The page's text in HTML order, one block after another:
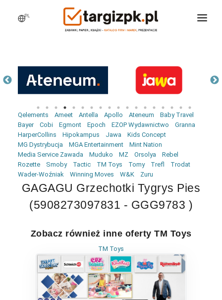
PL
PRODUKTY
AKTUALNOŚCI
LOGOWANIE
REJESTRACJA
Qelements Ameet Antella Apollo Ateneum
Baby Travel
Bayer
Cobi Egmont Epoch EZOP Wydawnictwo
Granna
HarperCollins
Hipokampus Jawa
Kids Concept
MG Dystrybucja
MGA Entertainment
Mint Nation
Media Service Zawada
Muduko MZ Orsolya
Rebel
Rozette
Smoby Tactic TM Toys Tomy Trefl
Trodat
Wader-Woźniak
Winning Moves W&K Zuru
GAGAGU Grzechotki Tygrys Pies
(5908273097831 - GGG9783 )
Zobacz również inne oferty TM Toys
TM Toys